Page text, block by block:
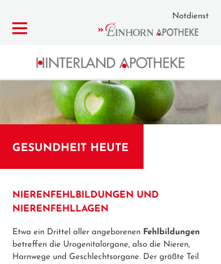
Notdienst
GESUNDHEIT HEUTE
NIERENFEHLBILDUNGEN UND
NIERENFEHLLAGEN
Etwa ein Drittel aller angeborenen Fehlbildungen
betreffen die Urogenitalorgane, also die Nieren,
Harnwege und Geschlechtsorgane. Der größte Teil